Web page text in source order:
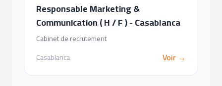
Responsable Marketing &
Communication ( H / F ) - Casablanca
Cabinet de recrutement
Casablanca
Voir →